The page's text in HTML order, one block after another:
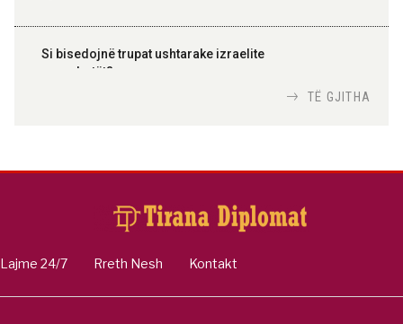
Si bisedojnë trupat ushtarake izraelite
me robotët?
inteligjente izraelite
TË GJITHA
Lajme 24/7 Rreth Nesh Kontakt